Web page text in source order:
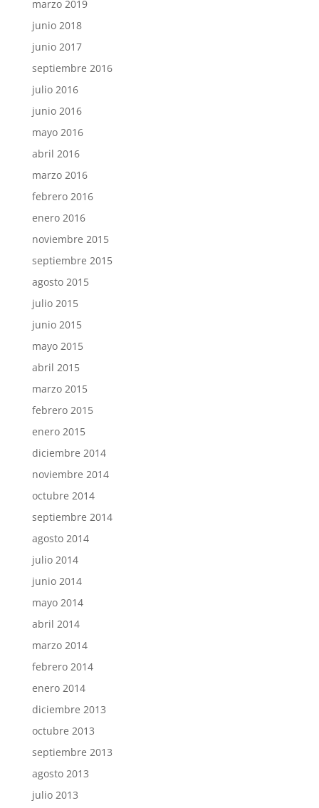
marzo 2019
junio 2018
junio 2017
septiembre 2016
julio 2016
junio 2016
mayo 2016
abril 2016
marzo 2016
febrero 2016
enero 2016
noviembre 2015
septiembre 2015
agosto 2015
julio 2015
junio 2015
mayo 2015
abril 2015
marzo 2015
febrero 2015
enero 2015
diciembre 2014
noviembre 2014
octubre 2014
septiembre 2014
agosto 2014
julio 2014
junio 2014
mayo 2014
abril 2014
marzo 2014
febrero 2014
enero 2014
diciembre 2013
octubre 2013
septiembre 2013
agosto 2013
julio 2013